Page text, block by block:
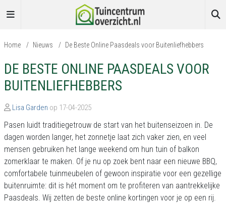
Home / Nieuws / De Beste Online Paasdeals voor Buitenliefhebbers
DE BESTE ONLINE PAASDEALS VOOR
BUITENLIEFHEBBERS
Lisa Garden op 17-04-2025
Pasen luidt traditiegetrouw de start van het buitenseizoen in. De
dagen worden langer, het zonnetje laat zich vaker zien, en veel
mensen gebruiken het lange weekend om hun tuin of balkon
zomerklaar te maken. Of je nu op zoek bent naar een nieuwe BBQ,
comfortabele tuinmeubelen of gewoon inspiratie voor een gezellige
buitenruimte: dit is hét moment om te profiteren van aantrekkelijke
Paasdeals. Wij zetten de beste online kortingen voor je op een rij.